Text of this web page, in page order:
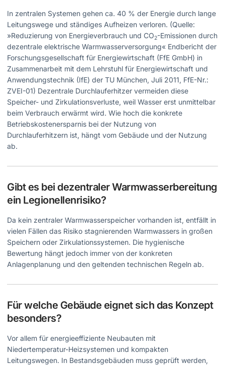
In zentralen Systemen gehen ca. 40 % der Energie durch lange
Leitungswege und ständiges Aufheizen verloren. (Quelle:
»Reduzierung von Energieverbrauch und CO2-Emissionen durch
dezentrale elektrische Warmwasserversorgung« Endbericht der
Forschungsgesellschaft für Energiewirtschaft (FfE GmbH) in
Zusammenarbeit mit dem Lehrstuhl für Energie­wirtschaft und
Anwendungstechnik (IfE) der TU München, Juli 2011, FfE-Nr.:
ZVEI-01) Dezentrale Durchlauferhitzer vermeiden diese
Speicher- und Zirkulationsverluste, weil Wasser erst unmittelbar
beim Verbrauch erwärmt wird. Wie hoch die konkrete
Betriebskostenersparnis bei der Nutzung von
Durchlauferhitzern ist, hängt vom Gebäude und der Nutzung
ab.
Gibt es bei dezentraler Warmwasserbereitung
ein Legionellenrisiko?
Da kein zentraler Warmwasserspeicher vorhanden ist, entfällt in
vielen Fällen das Risiko stagnierenden Warmwassers in großen
Speichern oder Zirkulationssystemen. Die hygienische
Bewertung hängt jedoch immer von der konkreten
Anlagenplanung und den geltenden technischen Regeln ab.
Für welche Gebäude eignet sich das Konzept
besonders?
Vor allem für energieeffiziente Neubauten mit
Niedertemperatur-Heizsystemen und kompakten
Leitungswegen. In Bestandsgebäuden muss geprüft werden,